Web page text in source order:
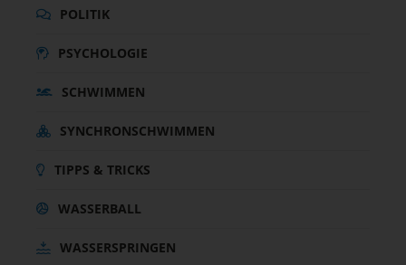
POLITIK
PSYCHOLOGIE
SCHWIMMEN
SYNCHRONSCHWIMMEN
TIPPS & TRICKS
WASSERBALL
WASSERSPRINGEN